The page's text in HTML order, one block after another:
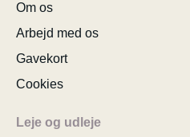
Om os
Arbejd med os
Gavekort
Cookies
Leje og udleje